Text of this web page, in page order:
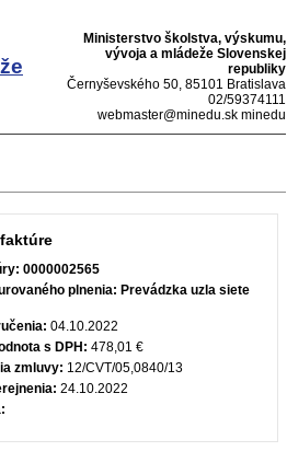
Ministerstvo školstva, výskumu,
vývoja a mládeže Slovenskej
republiky
Černyševského 50, 85101 Bratislava
02/59374111
webmaster@minedu.sk minedu
0000002565
plnenia: Prevádzka uzla siete
04.10.2022
s DPH: 478,01 €
zmluvy: 12/CVT/05,0840/13
24.10.2022